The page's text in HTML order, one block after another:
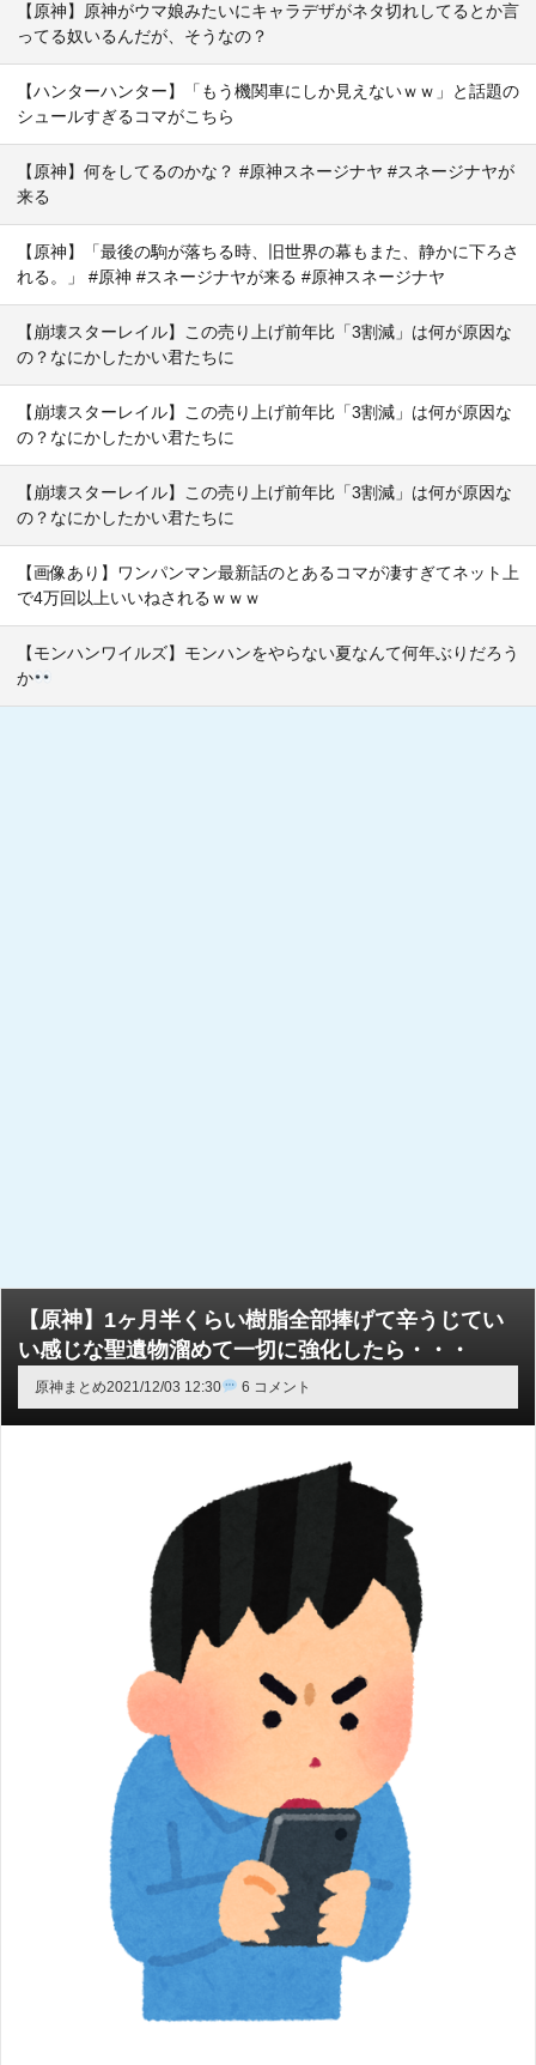
【原神】原神がウマ娘みたいにキャラデザがネタ切れしてるとか言
ってる奴いるんだが、そうなの？
【ハンターハンター】「もう機関車にしか見えないｗｗ」と話題の
シュールすぎるコマがこちら
【原神】何をしてるのかな？ #原神スネージナヤ #スネージナヤが
来る
【原神】「最後の駒が落ちる時、旧世界の幕もまた、静かに下ろさ
れる。」 #原神 #スネージナヤが来る #原神スネージナヤ
【崩壊スターレイル】この売り上げ前年比「3割減」は何が原因な
の？なにかしたかい君たちに
【崩壊スターレイル】この売り上げ前年比「3割減」は何が原因な
の？なにかしたかい君たちに
【崩壊スターレイル】この売り上げ前年比「3割減」は何が原因な
の？なにかしたかい君たちに
【画像あり】ワンパンマン最新話のとあるコマが凄すぎてネット上
で4万回以上いいねされるｗｗｗ
【モンハンワイルズ】モンハンをやらない夏なんて何年ぶりだろう
か
【原神】1ヶ月半くらい樹脂全部捧げて辛うじてい
い感じな聖遺物溜めて一切に強化したら・・・
原神まとめ2021/12/03 12:30 6 コメント